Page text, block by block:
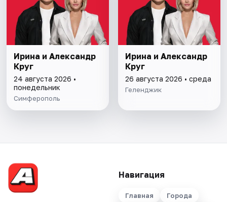
Ирина и Александр
Круг
24 августа 2026 •
понедельник
Симферополь
Ирина и Александр
Круг
26 августа 2026 • среда
Геленджик
Навигация
Главная
Города